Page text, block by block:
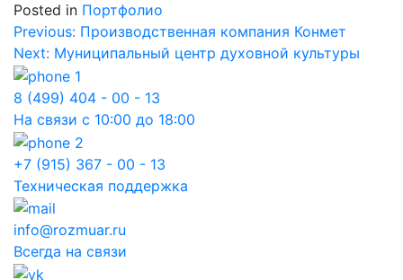
Posted in Портфолио
Навигация
по
записям
Previous: Производственная компания Конмет
Next: Муниципальный центр духовной культуры
8 (499) 404 - 00 - 13
На связи с 10:00 до 18:00
+7 (915) 367 - 00 - 13
Техническая поддержка
info@rozmuar.ru
Всегда на связи